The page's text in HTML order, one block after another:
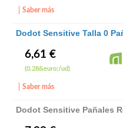
Saber más
Dodot Sensitive Talla 0
Saber más
6,61 €
(0.28&euro;/ud)
Dodot Sensitive Pañales